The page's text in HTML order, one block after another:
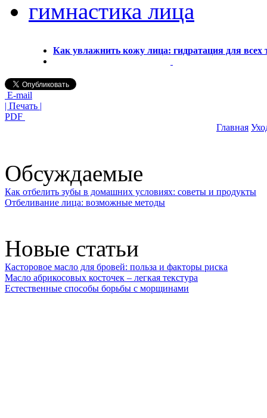
гимнастика лица
Как увлажнить кожу лица: гидратация для всех
E-mail
| Печать |
PDF
Главная
Обсуждаемые
Как отбелить зубы в домашних условиях: советы и продукты
Отбеливание лица: возможные методы
Новые статьи
Касторовое масло для бровей: польза и факторы риска
Масло абрикосовых косточек – легкая текстура
Естественные способы борьбы с морщинами